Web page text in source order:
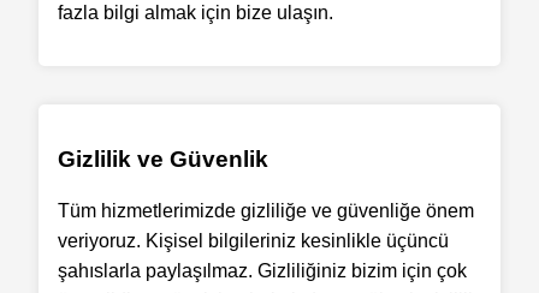
fazla bilgi almak için bize ulaşın.
Gizlilik ve Güvenlik
Tüm hizmetlerimizde gizliliğe ve güvenliğe önem
veriyoruz. Kişisel bilgileriniz kesinlikle üçüncü
şahıslarla paylaşılmaz. Gizliliğiniz bizim için çok